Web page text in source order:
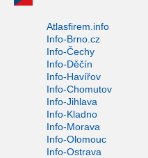
Atlasfirem.info
Info-Brno.cz
Info-Čechy
Info-Děčín
Info-Havířov
Info-Chomutov
Info-Jihlava
Info-Kladno
Info-Morava
Info-Olomouc
Info-Ostrava